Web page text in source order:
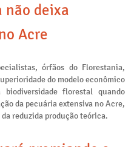
não deixa
Acre
órfãos do Florestania,
do modelo econômico
biodiversidade florestal quando
da pecuária extensiva no Acre,
reduzida produção teórica.